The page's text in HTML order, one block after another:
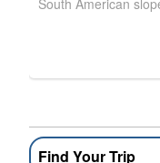
Find Your Trip